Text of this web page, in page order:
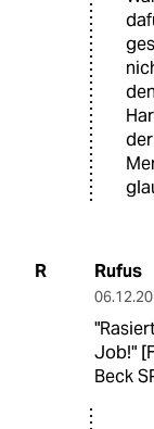
R Rufus
Job!"
Beck